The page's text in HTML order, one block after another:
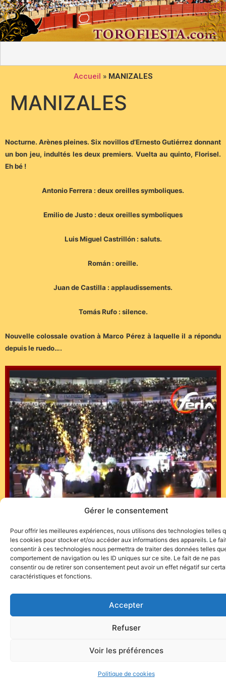
Gérer le consentement
Pour offrir les meilleures expériences, nous utilisons des technologies telles
les cookies pour stocker et/ou accéder aux informations des appareils. Le
consentir à ces technologies nous permettra de traiter des données telles
comportement de navigation ou les ID uniques sur ce site. Le fait de ne pas
consentir ou de retirer son consentement peut avoir un effet négatif sur
caractéristiques et fonctions.
Accepter
Refuser
Voir les préférences
Politique de cookies
Accueil » MANIZALES
MANIZALES
Nocturne. Arènes pleines. Six novillos d’Ernesto Gutiérrez donnant
un bon jeu, indultés les deux premiers. Vuelta au quinto, Florisel.
Eh bé !
Antonio Ferrera : deux oreilles symboliques.
Emilio de Justo : deux oreilles symboliques
Luis Miguel Castrillón : saluts.
Román : oreille.
Juan de Castilla : applaudissements.
Tomás Rufo : silence.
Nouvelle colossale ovation à Marco Pérez à laquelle il a répondu
depuis le ruedo….
https://feria.tv/video/4245/manizales-festival-
dindultos/
Site de l'association TOROFIESTA